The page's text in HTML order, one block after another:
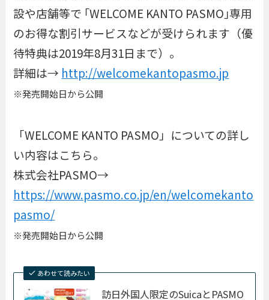
設や店舗等で ｢WELCOME KANTO PASMO｣専用
のお得な割引サービスなどが受けられます（優
待特典は2019年8月31日まで）。
詳細は→ http://welcomekantopasmo.jp
※発売開始日から公開
「WELCOME KANTO PASMO」についての詳し
い内容はこちら。
株式会社PASMO→
https://www.pasmo.co.jp/en/welcomekanto
pasmo/
※発売開始日から公開
あわせて読みたい
訪日外国人限定のSuicaとPASMO